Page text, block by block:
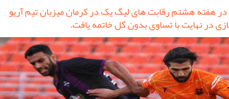
هفته هشتم رقابت های لیگ یک در کرمان میزبان تیم آریو
در نهایت با تساوی بدون گل خاتمه یافت.